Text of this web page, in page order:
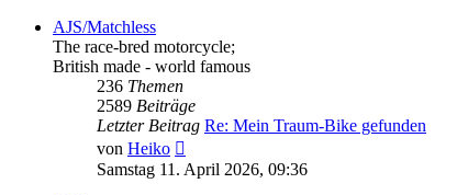
AJS/Matchless
The race-bred motorcycle;
British made - world famous
236 Themen
2589 Beiträge
Letzter Beitrag Re: Mein Traum-Bike gefunden
von Heiko
Beitrag
Samstag 11. April 2026, 09:36